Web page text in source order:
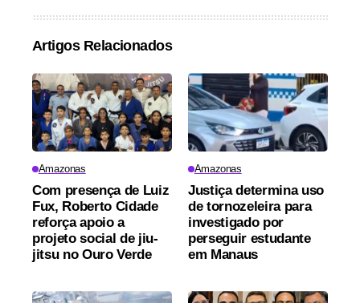
Artigos Relacionados
Amazonas
Com presença de Luiz
Fux, Roberto Cidade
reforça apoio a
projeto social de jiu-
jitsu no Ouro Verde
Amazonas
Justiça determina uso
de tornozeleira para
investigado por
perseguir estudante
em Manaus